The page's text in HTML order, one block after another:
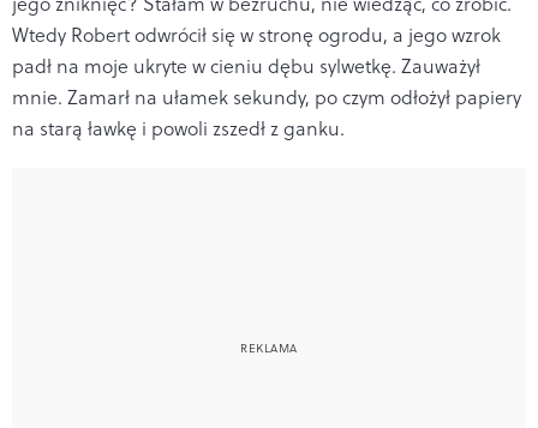
Wtedy Robert odwrócił się w stronę ogrodu, a jego wzrok
padł na moje ukryte w cieniu dębu sylwetkę. Zauważył
mnie. Zamarł na ułamek sekundy, po czym odłożył papiery
na starą ławkę i powoli zszedł z ganku.